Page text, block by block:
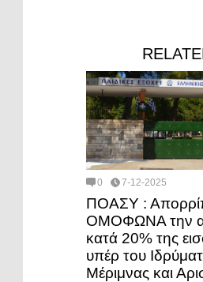
0 7-12-2025
ΠΟΑΣΥ :
ΟΜΟΦΩΝΑ την
κατά 20% της
υπέρ του
Μέριμνας και